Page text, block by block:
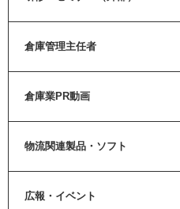
倉庫管理主任者
倉庫業PR動画
物流関連製品・ソフト
広報・イベント